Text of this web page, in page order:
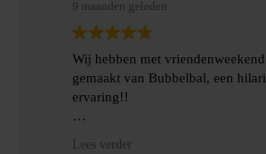
9 maanden geleden
Wij hebben met
gemaakt van Bubbelbal, een
ervaring!!
Lees verder